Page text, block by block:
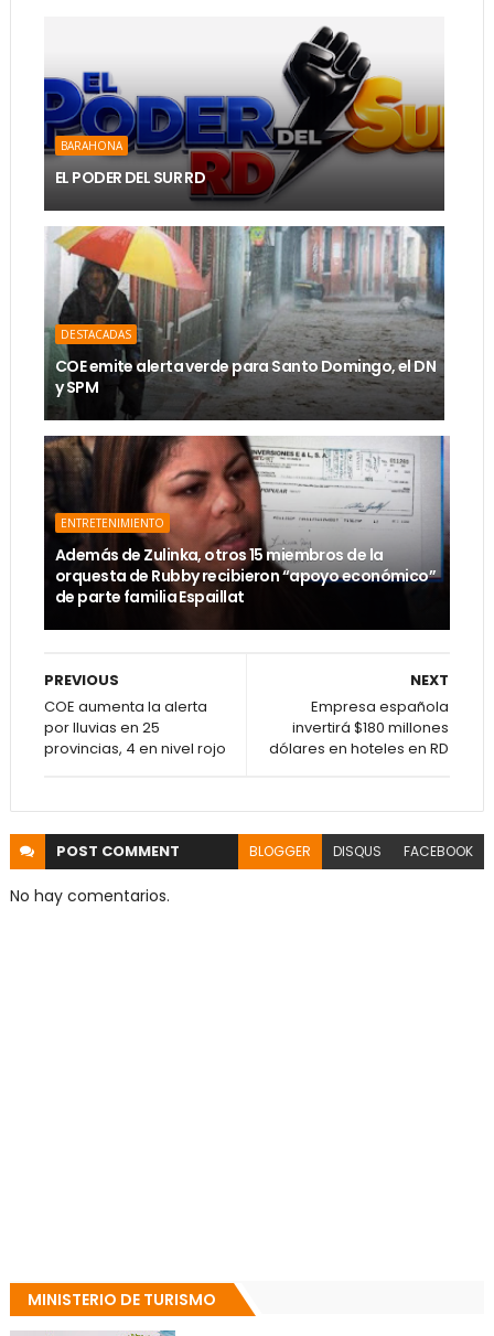
BARAHONA
EL PODER DEL SUR RD
DESTACADAS
COE emite alerta verde para Santo Domingo, el DN
y SPM
ENTRETENIMIENTO
Además de Zulinka, otros 15 miembros de la
orquesta de Rubby recibieron “apoyo económico”
de parte familia Espaillat
NEXT
Empresa española
invertirá $180 millones
dólares en hoteles en RD
PREVIOUS
COE aumenta la alerta
por lluvias en 25
provincias, 4 en nivel rojo
POST COMMENT BLOGGER DISQUS FACEBOOK
No hay comentarios.
MINISTERIO DE TURISMO